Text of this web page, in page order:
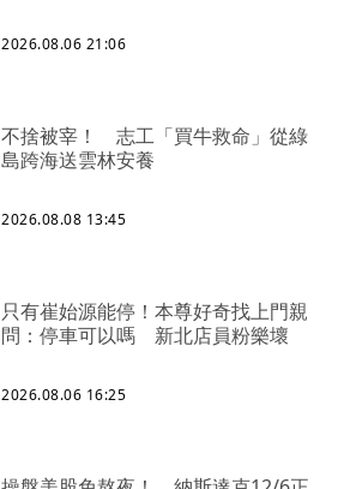
2026.08.06 21:06
不捨被宰！ 志工「買牛救命」從綠
島跨海送雲林安養
2026.08.08 13:45
只有崔始源能停！本尊好奇找上門親
問：停車可以嗎 新北店員粉樂壞
2026.08.06 16:25